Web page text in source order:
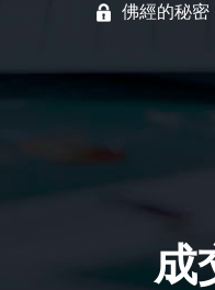
佛經的秘密
成